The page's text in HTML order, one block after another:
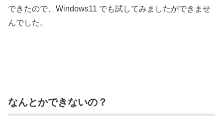
できたので、Windows11 でも試してみましたができませ
んでした。
なんとかできないの？